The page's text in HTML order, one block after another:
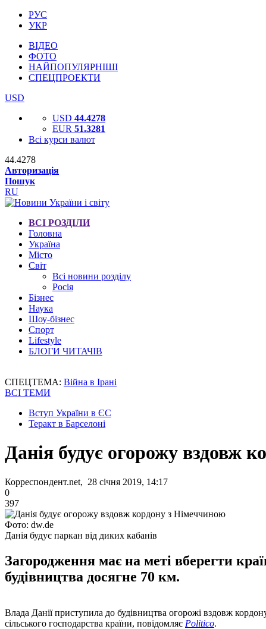
РУС
УКР
ВІДЕО
ФОТО
НАЙПОПУЛЯРНІШІ
СПЕЦПРОЕКТИ
USD
USD 44.4278
EUR 51.3281
Всі курси валют
44.4278
Авторизація
Пошук
RU
ВСІ РОЗДІЛИ
Головна
Україна
Місто
Світ
Всі новини розділу
Росія
Бізнес
Наука
Шоу-бізнес
Спорт
Lifestyle
БЛОГИ ЧИТАЧІВ
СПЕЦТЕМА: Війна в Ірані
ВСІ ТЕМИ
Вступ України в ЄС
Теракт в Барселоні
Данія будує огорожу вздовж
Корреспондент.net, 28 січня 2019, 14:17
0
397
Фото: dw.de
Данія будує паркан від диких кабанів
Загородження має на меті вберегти
будівництва досягне 70 км.
Влада Данії приступила до будівництва огорожі вздовж
сільського господарства країни, повідомляє Politico.